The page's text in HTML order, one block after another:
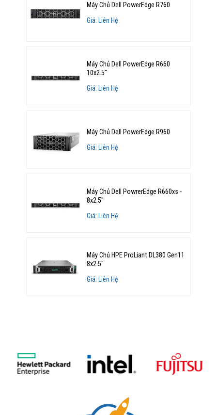
Máy Chủ Dell PowerEdge R760
Giá: Liên Hệ
Máy Chủ Dell PowerEdge R660
10x2.5"
Giá: Liên Hệ
Máy Chủ Dell PowerEdge R960
Giá: Liên Hệ
Máy Chủ Dell PowrerEdge R660xs -
8x2.5"
Giá: Liên Hệ
Máy Chủ HPE ProLiant DL380 Gen11
8x2.5"
Giá: Liên Hệ